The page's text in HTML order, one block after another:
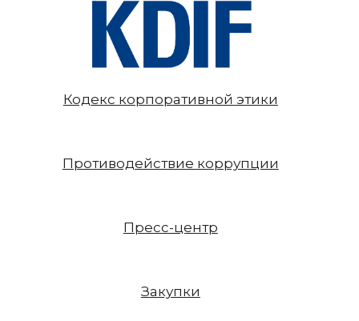
Кодекс корпоративной этики
Противодействие коррупции
Пресс-центр
Закупки